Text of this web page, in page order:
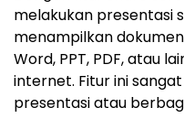
melakukan presentasi
menampilkan
Word, PPT, PDF, atau
internet. Fitur ini
presentasi atau